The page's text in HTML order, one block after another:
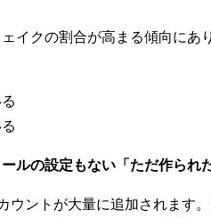
イクの割合が高まる傾向にあ
ルの設定もない「ただ作られ
ントが大量に追加されます